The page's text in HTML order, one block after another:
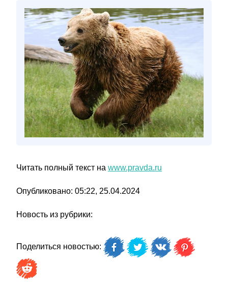
Читать полный текст на www.pravda.ru
Опубликовано: 05:22, 25.04.2024
Новость из рубрики:
Поделиться новостью: